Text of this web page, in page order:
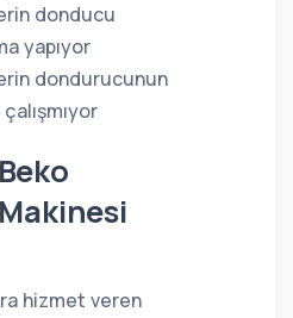
donducu
yapıyor
dondurucunun
hizmet veren